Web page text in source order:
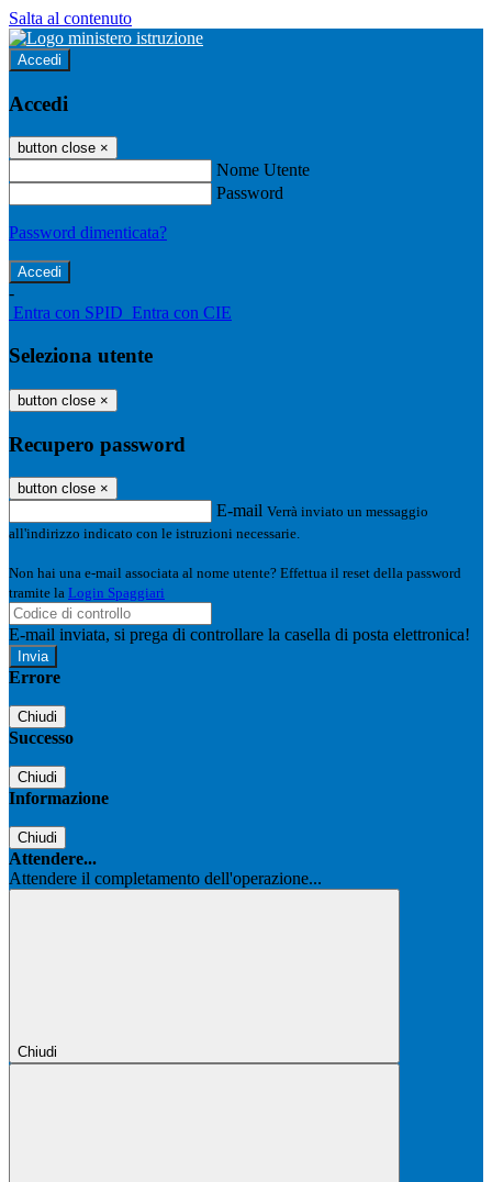
Salta al contenuto
Accedi
Accedi
button close ×
Nome Utente
Password
Password dimenticata?
-
Entra con SPID Entra con CIE
Seleziona utente
button close ×
Recupero password
button close ×
E-mail Verrà inviato un messaggio
all'indirizzo indicato con le istruzioni necessarie.
Non hai una e-mail associata al nome utente? Effettua il reset della password
tramite la Login Spaggiari
E-mail inviata, si prega di controllare la casella di posta elettronica!
Errore
Chiudi
Successo
Chiudi
Informazione
Chiudi
Attendere...
Attendere il completamento dell'operazione...
Chiudi